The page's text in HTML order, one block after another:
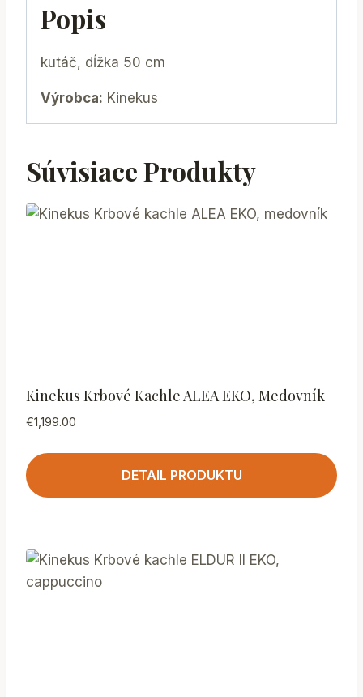
Popis
kutáč, dĺžka 50 cm
Výrobca: Kinekus
Súvisiace Produkty
Kinekus Krbové Kachle ALEA EKO, Medovník
€1,199.00
DETAIL PRODUKTU